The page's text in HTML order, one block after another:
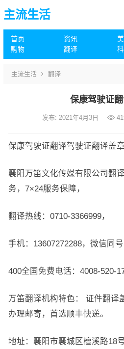
主流生活
首页 资讯
购物
翻译
主流生活 翻译
保康驾驶证
发布: 2021年4月3日
保康驾驶证翻译驾驶证翻译盖章
襄阳万笛文化传媒有限公司翻
务，7×24服务保障，
翻译热线：0710-3366999，
手机：13607272288，微信同号
400全国免费电话：4008-520-
万笛翻译机构特色： 证件翻译
办理邮寄，首选顺丰快递。
地址：襄阳市襄城区檀溪路18